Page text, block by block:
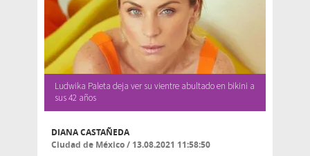
Ludwika Paleta deja ver su vientre abultado en bikini a
sus 42 años
DIANA CASTAÑEDA
Ciudad de México/ 13.08.2021 11:58:50